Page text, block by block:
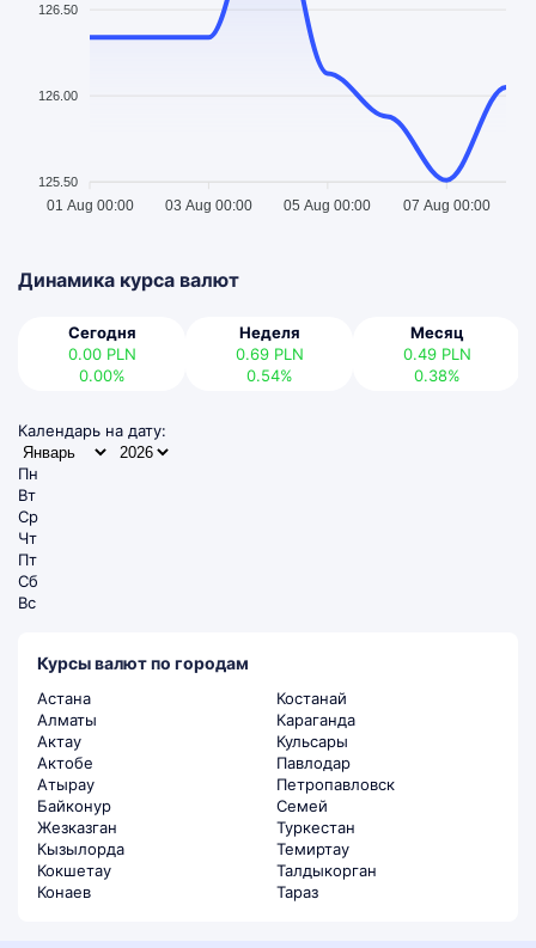
126.50
126.00
125.50
01 Aug 00:00 03 Aug 00:00 05 Aug 00:00 07 Aug 00:00
Динамика курса валют
Сегодня
0.00 PLN
0.00%
Неделя
0.69 PLN
0.54%
Месяц
0.49 PLN
0.38%
Календарь на дату:
Пн
Вт
Ср
Чт
Пт
Сб
Вс
Курсы валют по городам
Астана
Алматы
Актау
Актобе
Атырау
Байконур
Жезказган
Кызылорда
Кокшетау
Конаев
Костанай
Караганда
Кульсары
Павлодар
Петропавловск
Семей
Туркестан
Темиртау
Талдыкорган
Тараз